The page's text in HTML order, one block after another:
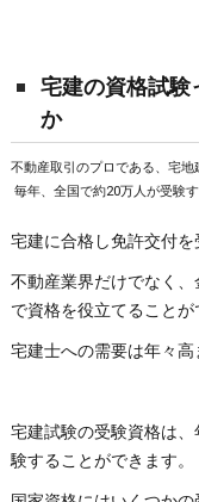
宅建の資格試験
か
不動産取引のプロである、宅地
毎年、全国で約20万人が受験
宅建に合格し免許交付を
不動産業界だけでなく
で資格を役立てることが
宅建士への需要は年々高
宅建試験の受験資格は
験することができます。